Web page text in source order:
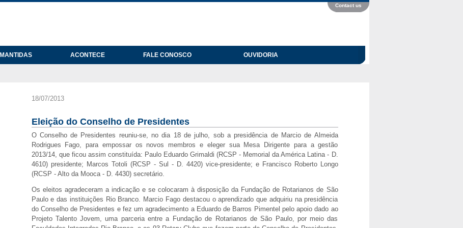
Contact us
MANTIDAS ACONTECE FALE CONOSCO OUVIDORIA
18/07/2013
Eleição do Conselho de Presidentes
O Conselho de Presidentes reuniu-se, no dia 18 de julho, sob a presidência de Marcio de Almeida
Rodrigues Fago, para empossar os novos membros e eleger sua Mesa Dirigente para a gestão
2013/14, que ficou assim constituída: Paulo Eduardo Grimaldi (RCSP - Memorial da América Latina - D.
4610) presidente; Marcos Totoli (RCSP - Sul - D. 4420) vice-presidente; e Francisco Roberto Longo
(RCSP - Alto da Mooca - D. 4430) secretário.
Os eleitos agradeceram a indicação e se colocaram à disposição da Fundação de Rotarianos de São
Paulo e das instituições Rio Branco. Marcio Fago destacou o aprendizado que adquiriu na presidência
do Conselho de Presidentes e fez um agradecimento a Eduardo de Barros Pimentel pelo apoio dado ao
Projeto Talento Jovem, uma parceria entre a Fundação de Rotarianos de São Paulo, por meio das